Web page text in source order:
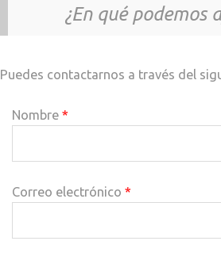
¿En qué podemos
Puedes contactarnos a través del
Nombre *
Correo electrónico *